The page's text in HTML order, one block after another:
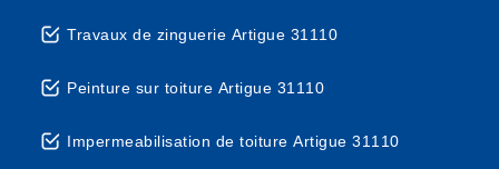
Travaux de zinguerie Artigue 31110
Peinture sur toiture Artigue 31110
Impermeabilisation de toiture Artigue 31110